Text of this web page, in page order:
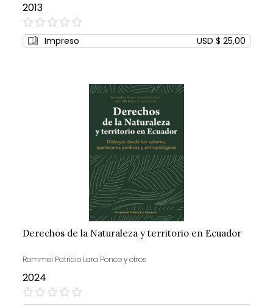
2013
0%
Impreso USD $ 25,00
Derechos de la Naturaleza y territorio en Ecuador
Rommel Patricio Lara Ponce y otros
2024
0%